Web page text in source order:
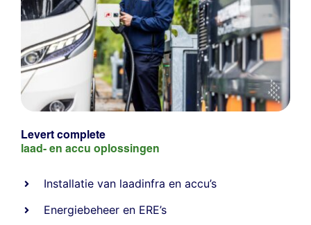
Levert complete
laad- en accu oplossingen
Installatie van laadinfra en accu’s
Energiebeheer en ERE’s